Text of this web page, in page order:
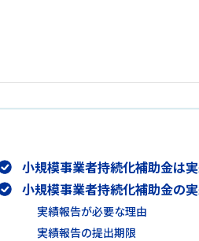
小規模事業者持続化補助金は
小規模事業者持続化補助金の
実績報告が必要な理由
実績報告の提出期限